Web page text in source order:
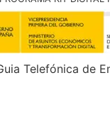
Telefónica de